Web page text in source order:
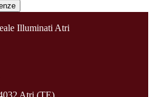
Illuminati Atri
Atri (TE)